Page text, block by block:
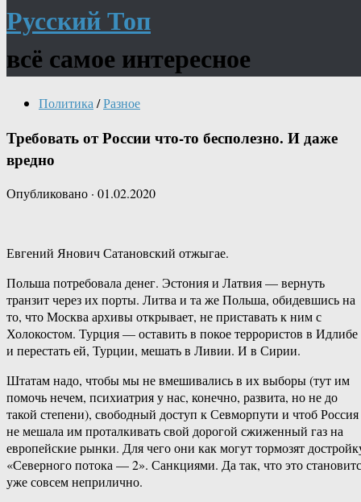
Русский Топ
всё самое интересное
Политика /Разное
Требовать от России что-то бесполезно. И даже
вредно
Опубликовано · 01.02.2020
Евгений Янович Сатановский отжыгае.
Польша потребовала денег. Эстония и Латвия — вернуть
транзит через их порты. Литва и та же Польша, обидевшись на
то, что Москва архивы открывает, не приставать к ним с
Холокостом. Турция — оставить в покое террористов в Идлибе
и перестать ей, Турции, мешать в Ливии. И в Сирии.
Штатам надо, чтобы мы не вмешивались в их выборы (тут им
помочь нечем, психиатрия у нас, конечно, развита, но не до
такой степени), свободный доступ к Севморпути и чтоб Россия
не мешала им проталкивать свой дорогой сжиженный газ на
европейские рынки. Для чего они как могут тормозят
«Северного потока — 2». Санкциями. Да так, что это
уже совсем неприлично.